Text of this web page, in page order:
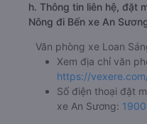
h. Thông tin liên hệ, đặt
Nông đi Bến xe An
Văn phòng xe Loan
Xem địa chỉ văn
https://
Số điện thoại đặt
xe An Sương: